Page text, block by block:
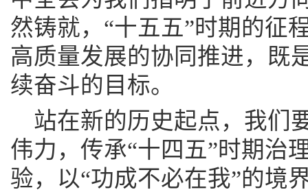
然铸就，“十五五”时期的征
高质量发展的协同推进，既
续奋斗的目标。
站在新的历史起点，我们
伟力，传承“十四五”时期治
验，以“功成不必在我”的境